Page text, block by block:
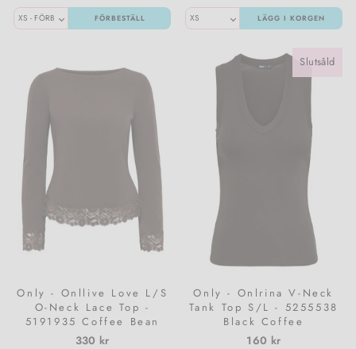
FÖRBESTÄLL LÄGG I KORGEN
Only - Onllive Love L/S
O-Neck Lace Top -
5191935 Coffee Bean
Dtm Lace
330 kr
Slutsåld
Only - Onlrina V-Neck
Tank Top S/L - 5255538
Black Coffee
160 kr